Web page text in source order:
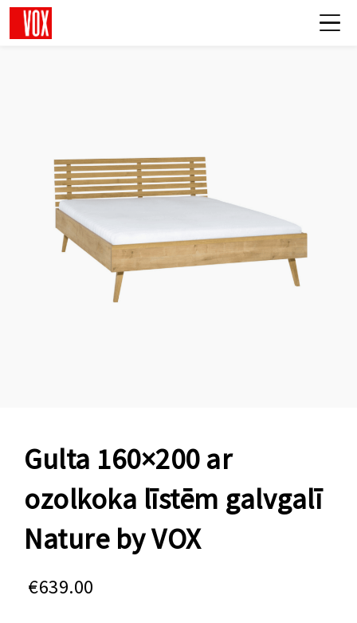
Gulta 160×200 ar
ozolkoka līstēm galvgalī
Nature by VOX
€639.00